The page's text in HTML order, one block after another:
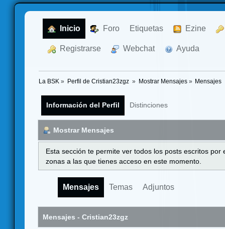
Inicio Foro Etiquetas Ezine
Registrarse Webchat Ayuda
La BSK » Perfil de Cristian23zgz » Mostrar Mensajes» Mensajes
Información del Perfil Distinciones
Mostrar Mensajes
Esta sección te permite ver todos los posts escritos
zonas a las que tienes acceso en este momento.
Mensajes Temas Adjuntos
Mensajes - Cristian23zgz